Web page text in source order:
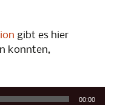
gibt es hier
konnten,
00:00